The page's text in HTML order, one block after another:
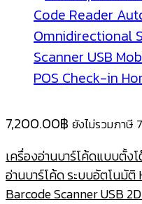
7,200.00฿ ยังไม่รวมภาษี
เครื่องอ่านบาร์โค้ดแบบตั้ง
อ่านบาร์โค้ด ระบบอัตโนมัติ
Barcode Scanner USB